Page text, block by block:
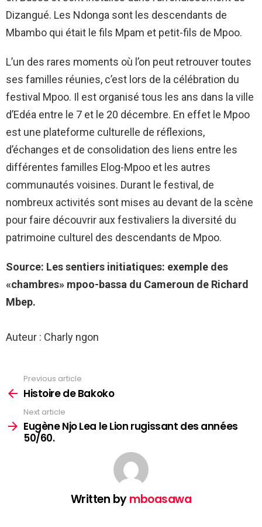
Dizangué. Les Ndonga sont les descendants de
Mbambo qui était le fils Mpam et petit-fils de Mpoo.
L’un des rares moments où l’on peut retrouver toutes
ses familles réunies, c’est lors de la célébration du
festival Mpoo. Il est organisé tous les ans dans la ville
d’Edéa entre le 7 et le 20 décembre. En effet le Mpoo
est une plateforme culturelle de réflexions,
d’échanges et de consolidation des liens entre les
différentes familles Elog-Mpoo et les autres
communautés voisines. Durant le festival, de
nombreux activités sont mises au devant de la scène
pour faire découvrir aux festivaliers la diversité du
patrimoine culturel des descendants de Mpoo.
Source: Les sentiers initiatiques: exemple des
«chambres» mpoo-bassa du Cameroun de Richard
Mbep.
Auteur : Charly ngon
more
Previous article
Histoire de Bakoko
Next article
Eugène Njo Lea le Lion rugissant des années
50/60.
Written bymboasawa